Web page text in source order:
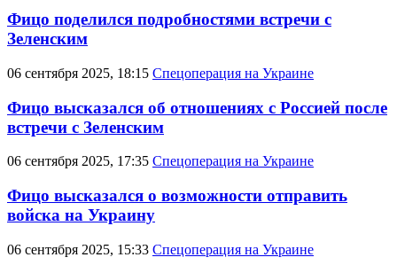
Фицо поделился подробностями встречи с
Зеленским
06 сентября 2025, 18:15 Спецоперация на Украине
Фицо высказался об отношениях с Россией после
встречи с Зеленским
06 сентября 2025, 17:35 Спецоперация на Украине
Фицо высказался о возможности отправить
войска на Украину
06 сентября 2025, 15:33 Спецоперация на Украине